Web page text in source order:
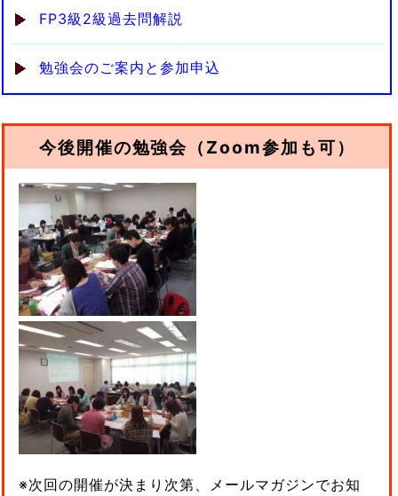
FP3級2級過去問解説
勉強会のご案内と参加申込
今後開催の勉強会（Zoom参加も可）
※次回の開催が決まり次第、メールマガジンでお知